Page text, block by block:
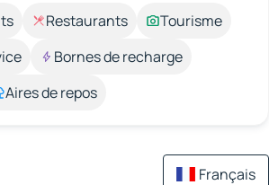
Restaurants
Tourisme
Bornes de recharge
Aires de repos
Français